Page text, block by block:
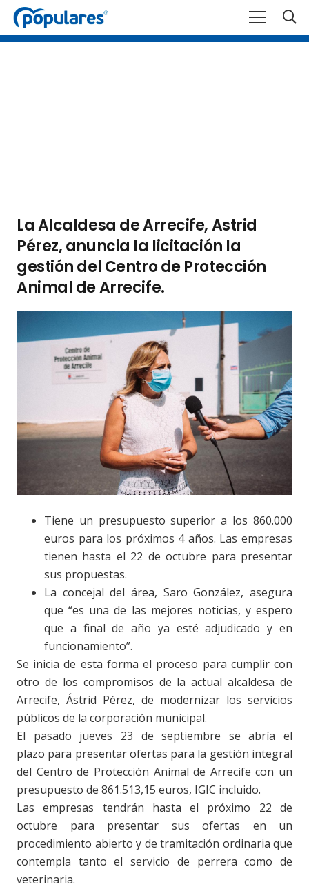
La Alcaldesa de Arrecife, Astrid
Pérez, anuncia la licitación la
gestión del Centro de Protección
Animal de Arrecife.
Tiene un presupuesto superior a los 860.000
euros para los próximos 4 años. Las empresas
tienen hasta el 22 de octubre para presentar
sus propuestas.
La concejal del área, Saro González, asegura
que “es una de las mejores noticias, y espero
que a final de año ya esté adjudicado y en
funcionamiento”.
Se inicia de esta forma el proceso para cumplir con
otro de los compromisos de la actual alcaldesa de
Arrecife, Ástrid Pérez, de modernizar los servicios
públicos de la corporación municipal.
El pasado jueves 23 de septiembre se abría el
plazo para presentar ofertas para la gestión integral
del Centro de Protección Animal de Arrecife con un
presupuesto de 861.513,15 euros, IGIC incluido.
Las empresas tendrán hasta el próximo 22 de
octubre para presentar sus ofertas en un
procedimiento abierto y de tramitación ordinaria que
contempla tanto el servicio de perrera como de
veterinaria.